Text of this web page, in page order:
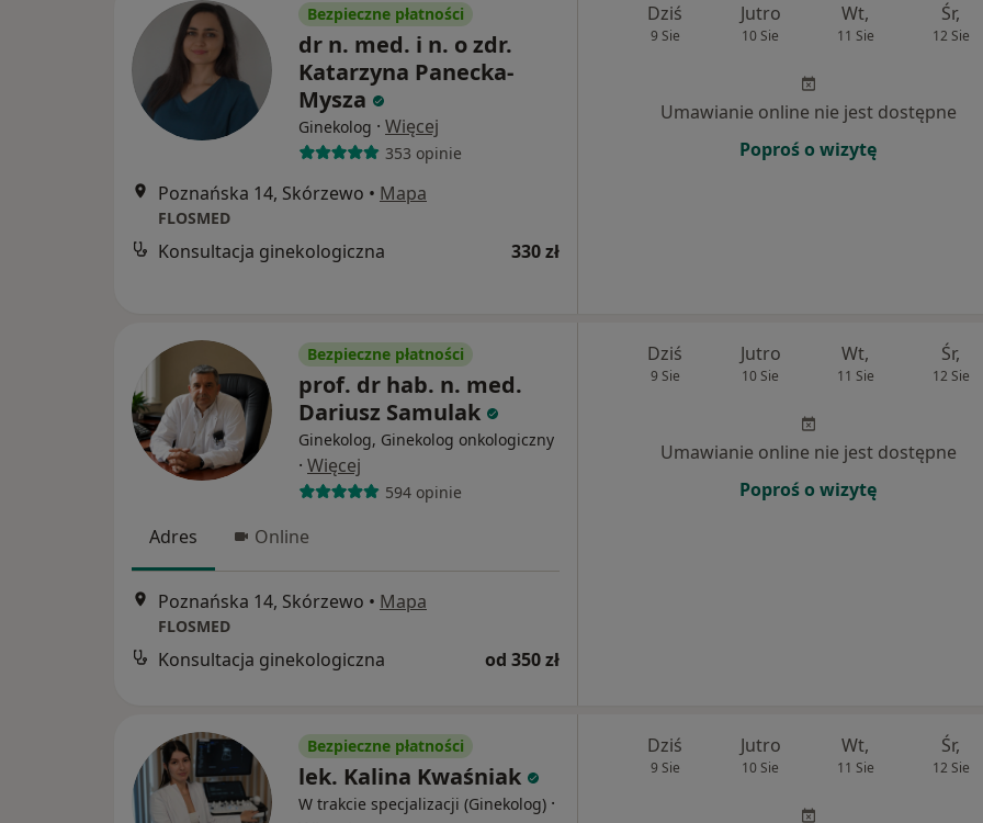
Bezpieczne płatności
dr n. med. i n. o zdr.
Katarzyna Panecka-
Mysza
Ginekolog · Więcej
353 opinie
Poznańska 14, Skórzewo • Mapa
FLOSMED
Konsultacja ginekologiczna 330 zł
Dziś
9 Sie
Jutro
10 Sie
Wt,
11 Sie
Śr,
12 Sie
Umawianie online nie jest dostępne
Poproś o wizytę
Bezpieczne płatności
prof. dr hab. n. med.
Dariusz Samulak
Ginekolog, Ginekolog onkologiczny
· Więcej
594 opinie
Adres Online
Poznańska 14, Skórzewo • Mapa
FLOSMED
Konsultacja ginekologiczna od 350 zł
Dziś
9 Sie
Jutro
10 Sie
Wt,
11 Sie
Śr,
12 Sie
Umawianie online nie jest dostępne
Poproś o wizytę
Bezpieczne płatności
lek. Kalina Kwaśniak
W trakcie specjalizacji (Ginekolog) ·
Dziś
9 Sie
Jutro
10 Sie
Wt,
11 Sie
Śr,
12 Sie